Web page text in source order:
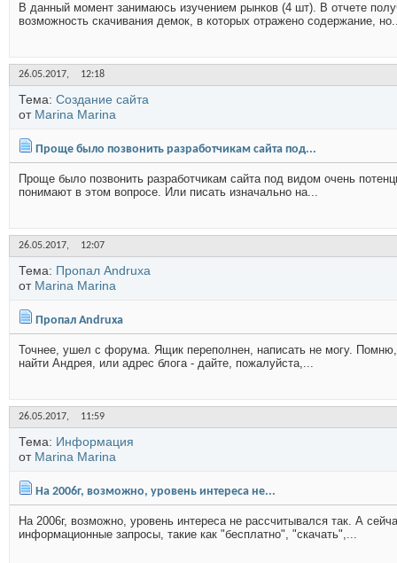
В данный момент занимаюсь изучением рынков (4 шт). В отчете
возможность скачивания демок, в которых отражено содержание,
26.05.2017, 12:18
Тема: Создание сайта
от Marina Marina
Проще было позвонить разработчикам сайта под...
Проще было позвонить разработчикам сайта под видом очень
понимают в этом вопросе. Или писать изначально на...
26.05.2017, 12:07
Тема: Пропал Andruxa
от Marina Marina
Пропал Andruxa
Точнее, ушел с форума. Ящик переполнен, написать не могу.
найти Андрея, или адрес блога - дайте, пожалуйста,...
26.05.2017, 11:59
Тема: Информация
от Marina Marina
На 2006г, возможно, уровень интереса не...
На 2006г, возможно, уровень интереса не рассчитывался так. А
информационные запросы, такие как "бесплатно", "скачать",...